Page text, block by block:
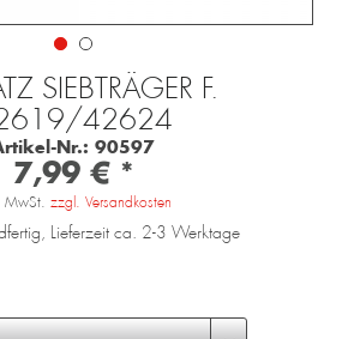
SIEBTRÄGER F.
42624
Nr.: 90597
7,99 € *
MwSt. zzgl. Versandkosten
Lieferzeit ca. 2-3 Werktage